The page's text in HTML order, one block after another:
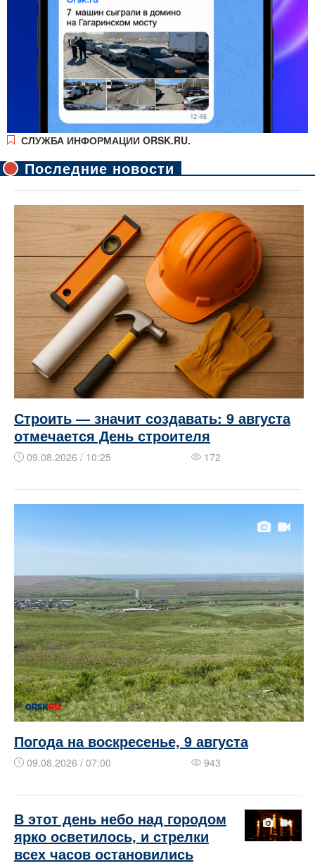
СЛУЖБА ИНФОРМАЦИИ ORSK.RU.
Последние новости
Строить — значит создавать: 9 августа
отмечается День строителя
09.08.2026 / 10:25 172
Погода на воскресенье, 9 августа
09.08.2026 / 07:00 943
В этот день небо над городом
ярко осветилось, и стрелки
всех часов остановились